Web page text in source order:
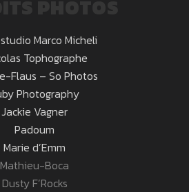
Marco Micheli
Tophographe
Flaus – So Photos
Photography
Jackie Vagner
Padoum
Marie d’Emm
Mathieu-Boca
Dusty F’Rocks